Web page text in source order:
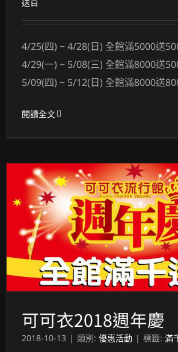
4/25(四) ~ 4/28(日) 全館滿5000送
4/29(一) ~ 5/08(三) 全館滿8000送
5/09(四) ~ 5/12(日) 全館滿8000送
閱讀全文
可可衣2018週年慶
2018-10-13 | 類別: 優惠活動 | 標籤: 滿